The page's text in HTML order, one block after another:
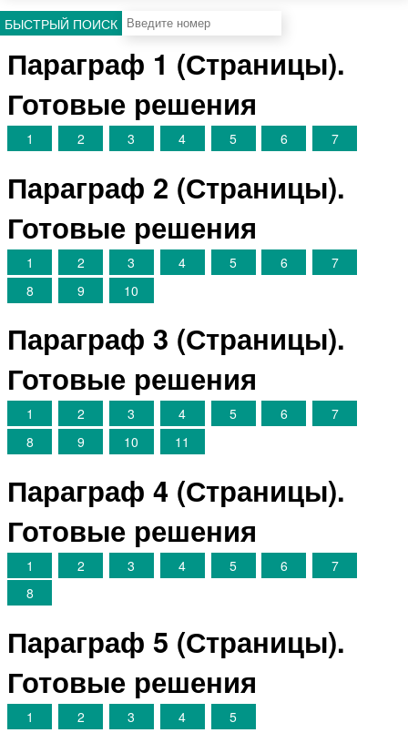
БЫСТРЫЙ ПОИСК
Параграф 1 (Страницы).
Готовые решения
1 2 3 4 5 6 7
Параграф 2 (Страницы).
Готовые решения
1 2 3 4 5 6
7
8
9 10
Параграф 3 (Страницы).
Готовые решения
1 2 3 4 5 6
7
8
9 10 11
Параграф 4 (Страницы).
Готовые решения
1 2 3 4 5 6
7
8
Параграф 5 (Страницы).
Готовые решения
1 2 3 4 5